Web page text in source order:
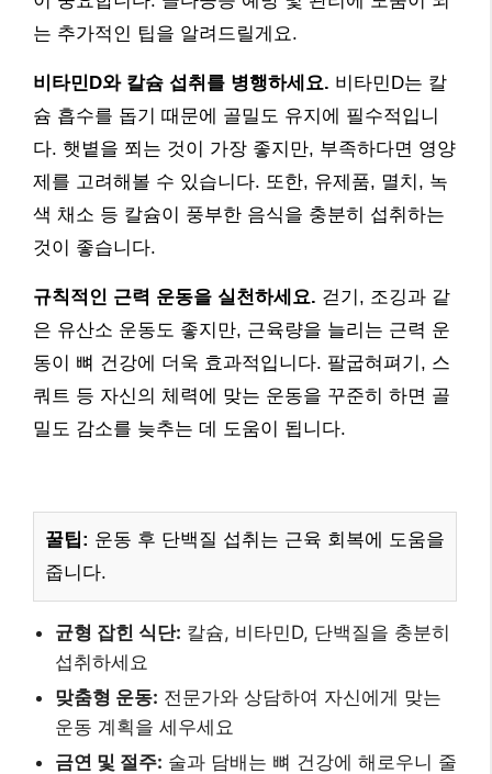
는 추가적인 팁을 알려드릴게요.
비타민D와 칼슘 섭취를 병행하세요. 비타민D는 칼
슘 흡수를 돕기 때문에 골밀도 유지에 필수적입니
다. 햇볕을 쬐는 것이 가장 좋지만, 부족하다면 영양
제를 고려해볼 수 있습니다. 또한, 유제품, 멸치, 녹
색 채소 등 칼슘이 풍부한 음식을 충분히 섭취하는
것이 좋습니다.
규칙적인 근력 운동을 실천하세요. 걷기, 조깅과 같
은 유산소 운동도 좋지만, 근육량을 늘리는 근력 운
동이 뼈 건강에 더욱 효과적입니다. 팔굽혀펴기, 스
쿼트 등 자신의 체력에 맞는 운동을 꾸준히 하면 골
밀도 감소를 늦추는 데 도움이 됩니다.
꿀팁: 운동 후 단백질 섭취는 근육 회복에 도움을
줍니다.
균형 잡힌 식단: 칼슘, 비타민D, 단백질을 충분히
섭취하세요
맞춤형 운동: 전문가와 상담하여 자신에게 맞는
운동 계획을 세우세요
금연 및 절주: 술과 담배는 뼈 건강에 해로우니 줄